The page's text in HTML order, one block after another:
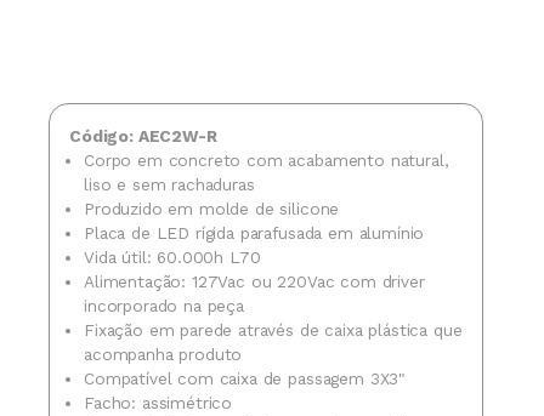
Código: AEC2W-R
Corpo em concreto com acabamento natural,
liso e sem rachaduras
Produzido em molde de silicone
Placa de LED rígida parafusada em alumínio
Vida útil: 60.000h L70
Alimentação: 127Vac ou 220Vac com driver
incorporado na peça
Fixação em parede através de caixa plástica que
acompanha produto
Compatível com caixa de passagem 3X3"
Facho: assimétrico